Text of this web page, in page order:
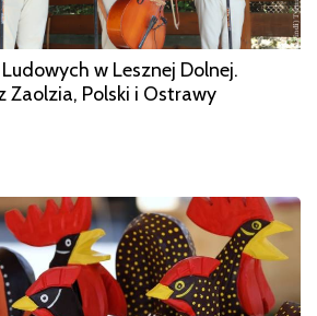
w Lesznej Dolnej.
Zaolzia, Polski i Ostrawy